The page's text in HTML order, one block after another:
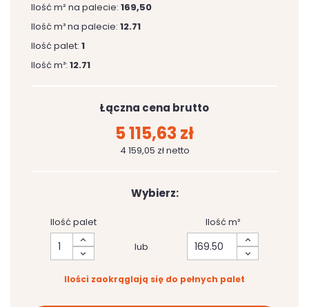
Ilość m² na palecie: 169,50
Ilość m³ na palecie: 12.71
Ilość palet: 1
Ilość m³: 12.71
Łączna cena brutto
5 115,63 zł
4 159,05 zł netto
Wybierz:
Ilość palet
lub
Ilość m²
Ilości zaokrąglają się do pełnych palet